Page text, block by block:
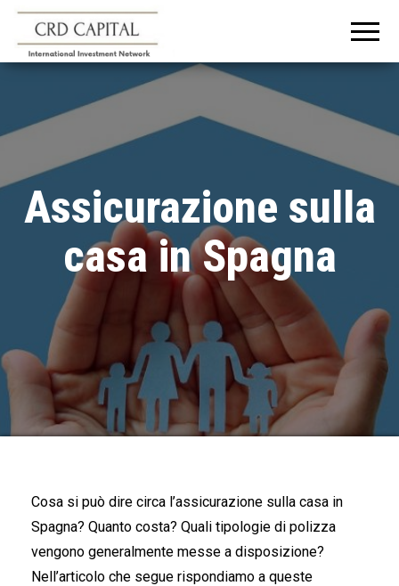
all'estero
Assicurazione sulla
casa in Spagna
Cosa si può dire circa l’assicurazione sulla casa in
Spagna? Quanto costa? Quali tipologie di polizza
vengono generalmente messe a disposizione?
Nell’articolo che segue rispondiamo a queste